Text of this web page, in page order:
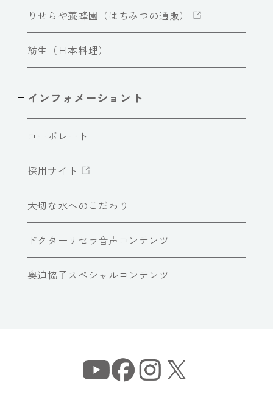
りせらや養蜂園（はちみつの通販）
紡生（日本料理）
インフォメーショント
コーポレート
採用サイト
大切な水へのこだわり
ドクターリセラ音声コンテンツ
奥迫協子スペシャルコンテンツ